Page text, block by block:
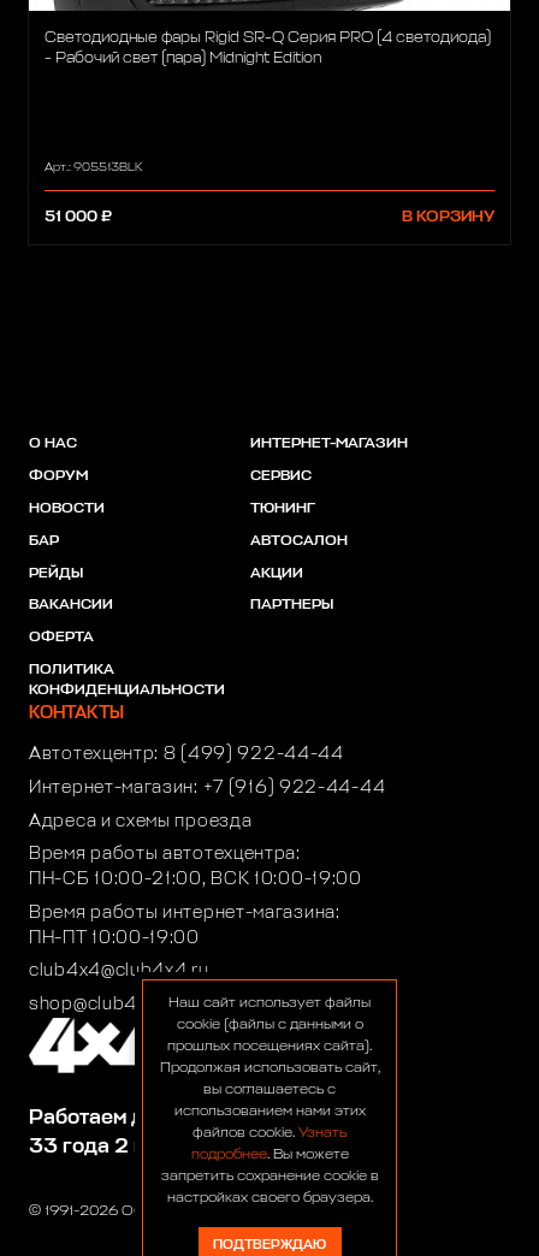
Светодиодные фары Rigid SR-Q Серия PRO (4 светодиода)
- Рабочий свет (пара) Midnight Edition
Арт.: 905513BLK
51 000 ₽ В КОРЗИНУ
© 1991-2026 ООО «Сервис 4х4»
Работаем для вас:
33 года 2 месяца 23 дня
О НАС
ФОРУМ
НОВОСТИ
БАР
РЕЙДЫ
ВАКАНСИИ
ОФЕРТА
ПОЛИТИКА
КОНФИДЕНЦИАЛЬНОСТИ
ИНТЕРНЕТ-МАГАЗИН
СЕРВИС
ТЮНИНГ
АВТОСАЛОН
АКЦИИ
ПАРТНЕРЫ
КОНТАКТЫ
Автотехцентр: 8 (499) 922-44-44
Интернет-магазин: +7 (916) 922-44-44
Адреса и схемы проезда
Время работы автотехцентра:
ПН-СБ 10:00-21:00, ВСК 10:00-19:00
Время работы интернет-магазина:
ПН-ПТ 10:00-19:00
club4x4@club4x4.ru
shop@club4x4.ruНаш сайт использует файлы
cookie (файлы с данными о
прошлых посещениях сайта).
Продолжая использовать сайт,
вы соглашаетесь с
использованием нами этих
файлов cookie. Узнать
подробнее. Вы можете
запретить сохранение cookie в
настройках своего браузера.
ПОДТВЕРЖДАЮ